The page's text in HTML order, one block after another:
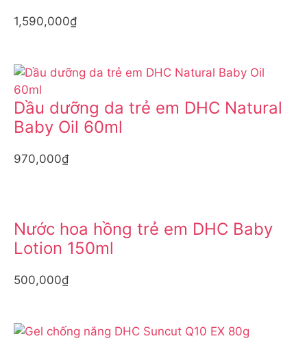
1,590,000₫
Dầu dưỡng da trẻ em DHC Natural
Baby Oil 60ml
970,000₫
Nước hoa hồng trẻ em DHC Baby
Lotion 150ml
500,000₫